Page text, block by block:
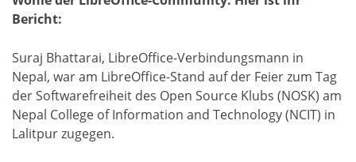
Bericht:
Suraj Bhattarai, LibreOffice-Verbindungsmann in
Nepal, war am LibreOffice-Stand auf der Feier zum Tag
der Softwarefreiheit des Open Source Klubs (NOSK) am
Nepal College of Information and Technology (NCIT) in
Lalitpur zugegen.